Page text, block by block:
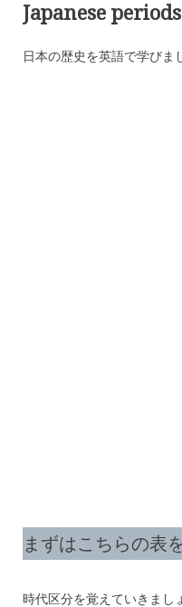
Japanese periods
日本の歴史を英語で学びま
まずはこちらの表
時代区分を覚えていきまし